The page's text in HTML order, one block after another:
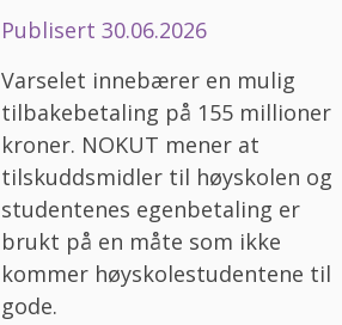
Publisert 30.06.2026
Varselet innebærer en mulig
tilbakebetaling på 155 millioner
kroner. NOKUT mener at
tilskuddsmidler til høyskolen og
studentenes egenbetaling er
brukt på en måte som ikke
kommer høyskolestudentene til
gode.